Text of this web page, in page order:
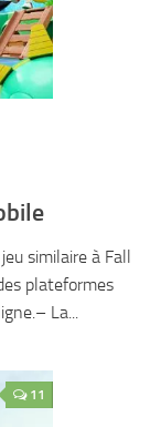
similaire à Fall
plateformes
La...
11